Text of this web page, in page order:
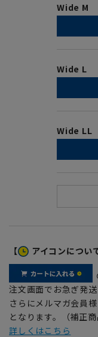
Wide M
Wide L
Wide LL
【 アイコンについ
注文画面でお急ぎ発
さらにメルマガ会員
となります。（補正
詳しくはこちら